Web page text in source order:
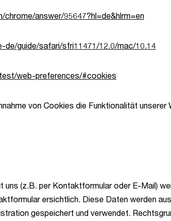
answer/95647?hl=de&hlrm=en
de/guide/safari/sfri11471/12.0/mac/10.14
web-preferences/#cookies
von Cookies die Funktionalität unserer
uns (z.B. per Kontaktformular oder E-Mail)
ersichtlich. Diese Daten werden
gespeichert und verwendet.